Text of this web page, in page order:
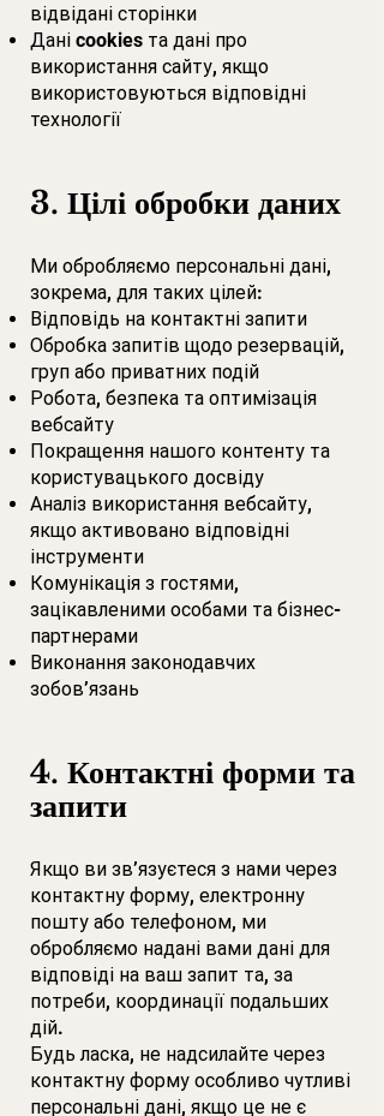
відвідані сторінки
Дані cookies та дані про
використання сайту, якщо
використовуються відповідні
технології
3. Цілі обробки даних
Ми обробляємо персональні дані,
зокрема, для таких цілей:
Відповідь на контактні запити
Обробка запитів щодо резервацій,
груп або приватних подій
Робота, безпека та оптимізація
вебсайту
Покращення нашого контенту та
користувацького досвіду
Аналіз використання вебсайту,
якщо активовано відповідні
інструменти
Комунікація з гостями,
зацікавленими особами та бізнес-
партнерами
Виконання законодавчих
зобов’язань
4. Контактні форми та
запити
Якщо ви зв’язуєтеся з нами через
контактну форму, електронну
пошту або телефоном, ми
обробляємо надані вами дані для
відповіді на ваш запит та, за
потреби, координації подальших
дій.
Будь ласка, не надсилайте через
контактну форму особливо чутливі
персональні дані, якщо це не є